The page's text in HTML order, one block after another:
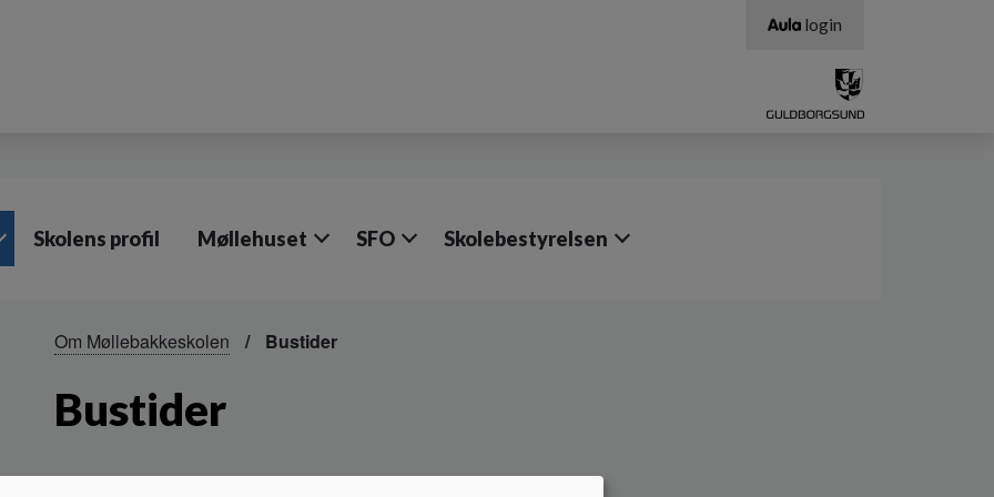
login
Skolens profil Møllehuset SFO Skolebestyrelsen
Om Møllebakkeskolen Bustider
Bustider